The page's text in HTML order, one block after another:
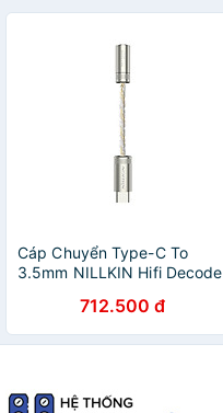
Cáp Chuyển Type-C To
3.5mm NILLKIN Hifi Decode
Hàng Nhập Khẩu
712.500 đ